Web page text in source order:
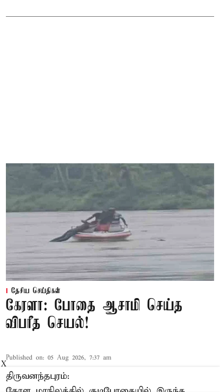
தேசிய செய்திகள்
கேரளா: போதை ஆசாமி செய்த
விபரீத செயல்!
Published on: 05 Aug 2026, 7:37 am
திருவனந்தபுரம்:
X